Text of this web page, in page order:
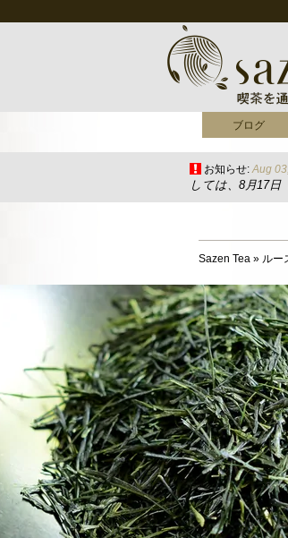
ブログ
お知らせ: Aug
しては、8月17日
Sazen Tea » ルー